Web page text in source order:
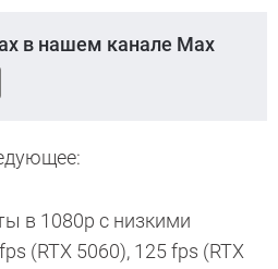
в нашем канале Max
в 1080p с низкими
(RTX 5060), 125 fps (RTX